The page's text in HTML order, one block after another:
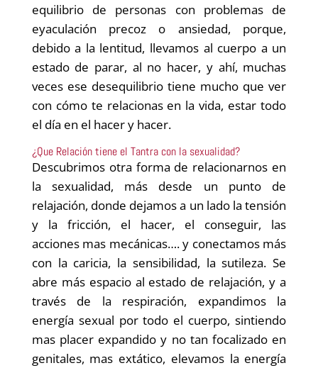
equilibrio de personas con problemas de
eyaculación precoz o ansiedad, porque,
debido a la lentitud, llevamos al cuerpo a un
estado de parar, al no hacer, y ahí, muchas
veces ese desequilibrio tiene mucho que ver
con cómo te relacionas en la vida, estar todo
el día en el hacer y hacer.
¿Que Relación tiene el Tantra con la sexualidad?
Descubrimos otra forma de relacionarnos en
la sexualidad, más desde un punto de
relajación, donde dejamos a un lado la tensión
y la fricción, el hacer, el conseguir, las
acciones mas mecánicas…. y conectamos más
con la caricia, la sensibilidad, la sutileza. Se
abre más espacio al estado de relajación, y a
través de la respiración, expandimos la
energía sexual por todo el cuerpo, sintiendo
mas placer expandido y no tan focalizado en
genitales, mas extático, elevamos la energía